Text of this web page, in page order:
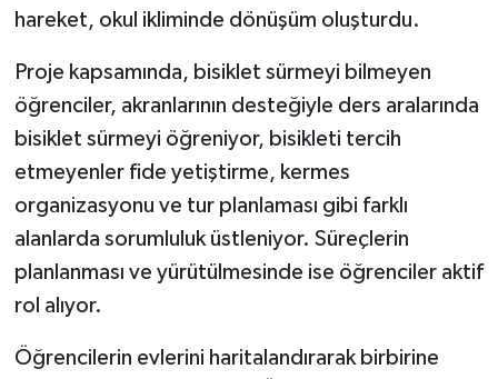
hareket, okul ikliminde dönüşüm oluşturdu.
Proje kapsamında, bisiklet sürmeyi bilmeyen
öğrenciler, akranlarının desteğiyle ders aralarında
bisiklet sürmeyi öğreniyor, bisikleti tercih
etmeyenler fide yetiştirme, kermes
organizasyonu ve tur planlaması gibi farklı
alanlarda sorumluluk üstleniyor. Süreçlerin
planlanması ve yürütülmesinde ise öğrenciler aktif
rol alıyor.
Öğrencilerin evlerini haritalandırarak birbirine